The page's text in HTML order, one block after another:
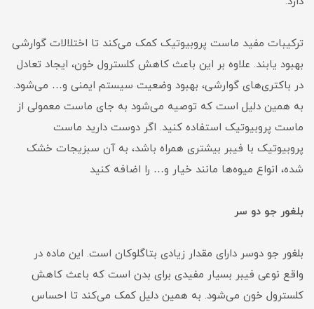
ترکیبات مفید ماست پروبیوتیک کمک می‌کند تا اختلالات گوارشی
بهبود یابند. علاوه بر این باعث کاهش کلسترول خون، ایجاد تعادل
در باکتری‌های گوارشی، بهبود وضعیت سیستم ایمنی و… می‌شود.
به همین دلیل است که توصیه می‌شود به جای ماست معمولی از
ماست پروبیوتیک استفاده کنید. اگر دوست دارید ماست
پروبیوتیک با فیبر بیشتری همراه باشد، به آن سبزیجات خشک
شده، انواع میوه‌ها مانند خیار و… را اضافه کنید
بلغور جو دو سر
بلغور جو دوسر دارای مقدار زیادی بتاگلوکان است. این ماده در
واقع نوعی فیبر بسیار مفیدی برای بدن است که باعث کاهش
کلسترول خون می‌شود. به همین دلیل کمک می‌کند تا احساس